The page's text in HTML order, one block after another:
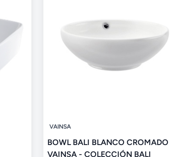
VAINSA
BOWL BALI BLANCO CROMADO
VAINSA - COLECCIÓN BALI